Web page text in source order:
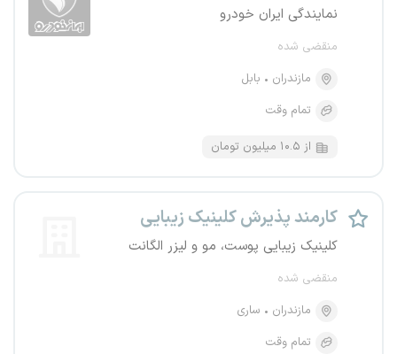
نمایندگی ایران خودرو
منقضی شده
مازندران
بابل
تمام وقت
از ۱۰.۵ میلیون تومان
کارمند پذیرش کلینیک زیبایی
کلینیک زیبایی پوست، مو و لیزر الگانت
منقضی شده
مازندران
ساری
تمام وقت